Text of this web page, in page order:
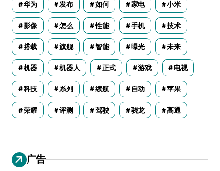
华为 发布 如何 家电 小米
影像 怎么 性能 手机 技术
搭载 旗舰 智能 曝光 未来
机器 机器人 正式 游戏 电视
科技 系列 续航 自动 苹果
荣耀 评测 驾驶 骁龙 高通
广告